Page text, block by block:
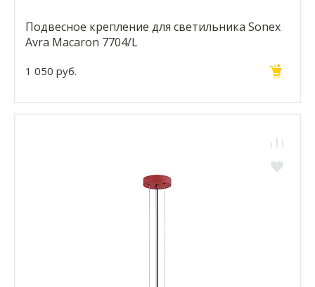
Подвесное крепление для светильника Sonex
Avra Macaron 7704/L
1 050 руб.